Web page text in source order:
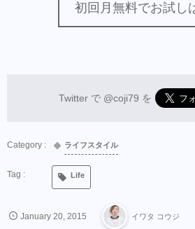
初回月無料でお試し
Twitter で @coji79 を
ライフスタイル
Life
January 20 2015 イワタ コウジ